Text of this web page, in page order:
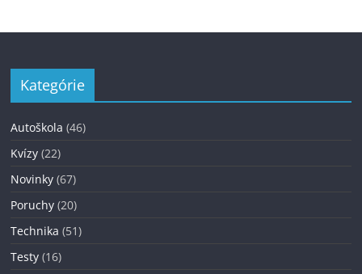
Kategórie
Autoškola (46)
Kvízy (22)
Novinky (67)
Poruchy (20)
Technika (51)
Testy (16)